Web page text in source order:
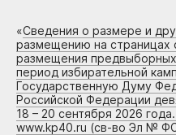
«Сведения о размере и
размещению на страницах
размещения
период избирательной
Государственную Думу
Российской Федерации
18 – 20 сентября 2026
www.kp40.ru (св-во Эл №